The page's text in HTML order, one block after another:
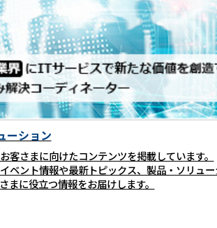
ーション
客さまに向けたコンテンツを掲載しています。
ベント情報や最新トピックス、製品・ソリュ
まに役立つ情報をお届けします。